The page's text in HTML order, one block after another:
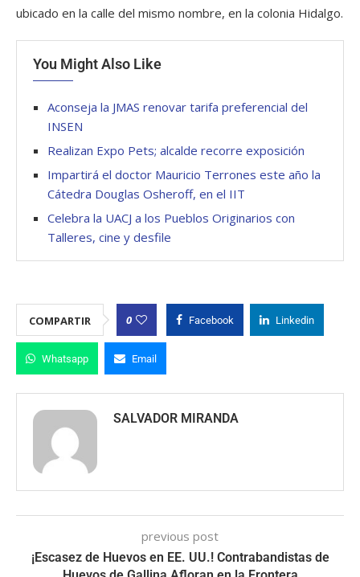
ubicado en la calle del mismo nombre, en la colonia Hidalgo.
You Might Also Like
Aconseja la JMAS renovar tarifa preferencial del
INSEN
Realizan Expo Pets; alcalde recorre exposición
Impartirá el doctor Mauricio Terrones este año la
Cátedra Douglas Osheroff, en el IIT
Celebra la UACJ a los Pueblos Originarios con
Talleres, cine y desfile
COMPARTIR 0 Facebook Linkedin
Whatsapp Email
SALVADOR MIRANDA
previous post
¡Escasez de Huevos en EE. UU.! Contrabandistas de